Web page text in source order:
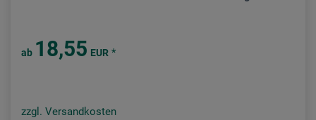
ab 18,55 EUR *
zzgl. Versandkosten